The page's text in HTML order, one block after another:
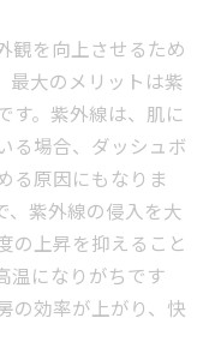
観を向上させるため
最大のメリットは紫
す。紫外線は、肌に
る場合、ダッシュボ
る原因にもなりま
、紫外線の侵入を大
の上昇を抑えること
温になりがちです
の効率が上がり、快